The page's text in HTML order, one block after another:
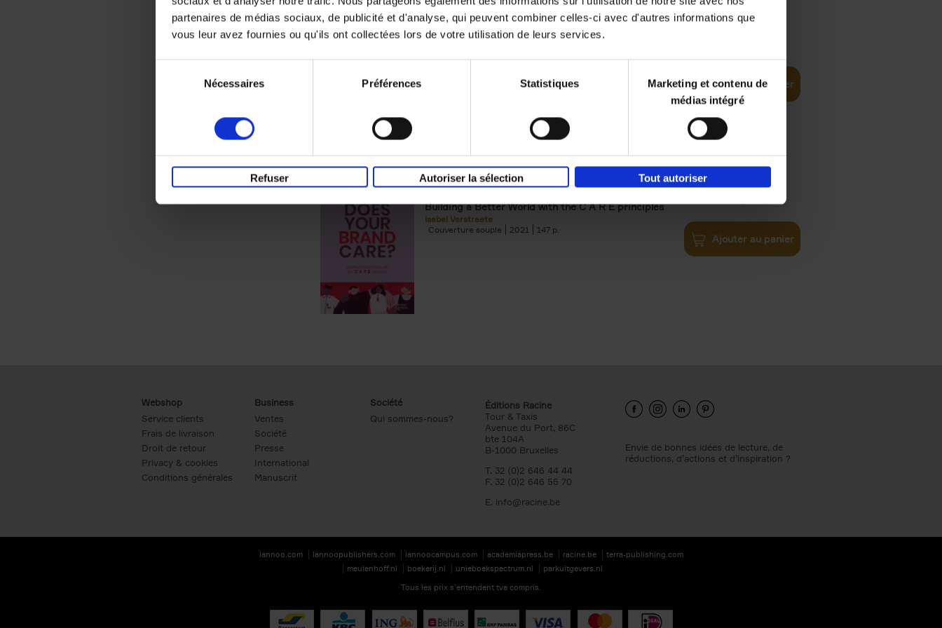
partenaires de médias sociaux, de publicité et d'analyse, qui peuvent combiner celles-ci avec d'autres informations que
vous leur avez fournies ou qu'ils ont collectées lors de votre utilisation de leurs services.
Nécessaires Préférences Statistiques
Marketing et contenu de
médias intégré
Refuser Autoriser la sélection Tout autoriser
Digital marketing like a PRO -
completely revised edition
Ajouter au panier
Does Your Brand Care?
Building a Better World with the C A R E principles
Isabel Verstraete
Couverture souple
2021 147
€34,99
Ajouter au panier
Webshop
Service clients
Frais de livraison
Droit de retour
Privacy & cookies
Conditions générales
Business
Ventes
Société
Presse
International
Manuscrit
Société
Qui sommes-nous?
Éditions Racine
Tour & Taxis
Avenue du Port, 86C
bte 104A
B-1000 Bruxelles
T. 32 (0)2 646 44 44
F. 32 (0)2 646 55 70
E. info@racine.be
Envie de bonnes idées de lecture, de
réductions, d’actions et d’inspiration ?
lannoo.com lannoopublishers.com lannoocampus.com academiapress.be racine.be
terra-publishing.com
meulenhoff.nl
boekerij.nl unieboekspectrum.nl
parkuitgevers.nl
Tous les prix s’entendent tva compris.